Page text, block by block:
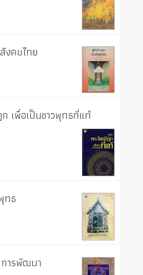
งคมไทย
เพื่อเป็นชาวพุทธที่แท้
ทธ
ารพัฒนา